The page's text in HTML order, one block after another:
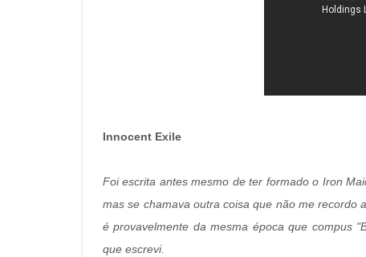
Innocent Exile
Foi escrita antes mesmo de ter formado o Iron
mas se chamava outra coisa que não me recordo
é provavelmente da mesma época que compus
que escrevi.